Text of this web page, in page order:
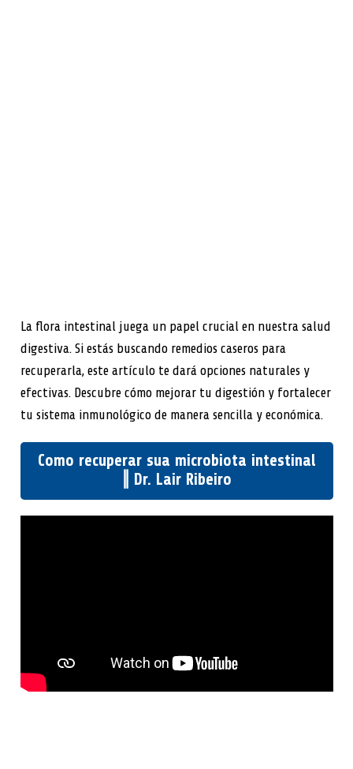
La flora intestinal juega un papel crucial en nuestra salud
digestiva. Si estás buscando remedios caseros para
recuperarla, este artículo te dará opciones naturales y
efectivas. Descubre cómo mejorar tu digestión y fortalecer
tu sistema inmunológico de manera sencilla y económica.
Como recuperar sua microbiota intestinal
‖ Dr. Lair Ribeiro